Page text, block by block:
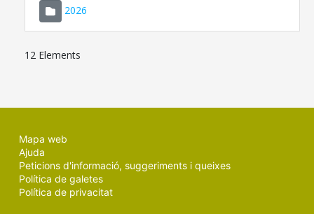
2026
12 Elements
Mapa web
Ajuda
Peticions d'informació, suggeriments i queixes
Política de galetes
Política de privacitat